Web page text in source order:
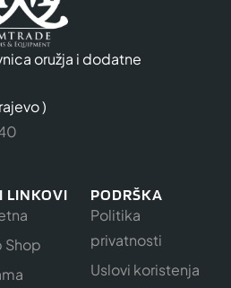
oružja i dodatne
)
LINKOVI
Shop
PODRŠKA
Politika
privatnosti
Uslovi koristenja